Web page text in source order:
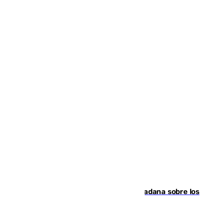
PSOE y Vox critican la consulta ciudadana sobre los